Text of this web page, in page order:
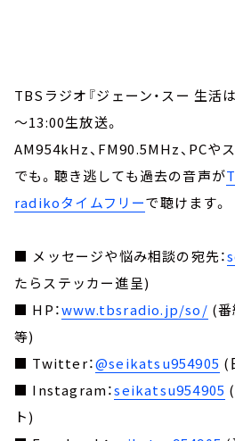
TBSラジオ『ジェーン・スー 生活
～13:00生放送。
AM954kHz、FM90.5MHz、PCや
でも。聴き逃しても過去の音声が
radikoタイムフリーで聴けます。
■ メッセージや悩み相談の宛先：
たらステッカー進呈)
■ HP：www.tbsradio.jp/so/ (
等)
■ Twitter：@seikatsu954905 (
■ Instagram：seikatsu954905
ト)